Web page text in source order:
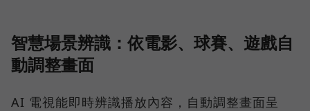
智慧場景辨識：依電影、球賽、遊戲自
動調整畫面
AI 電視能即時辨識播放內容，自動調整畫面呈